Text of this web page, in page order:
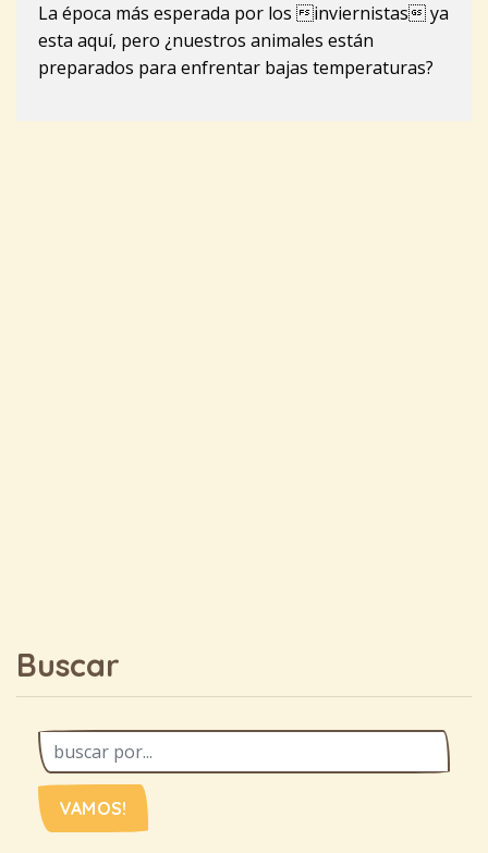
La época más esperada por los inviernistas ya
esta aquí, pero ¿nuestros animales están
preparados para enfrentar bajas temperaturas?
Buscar
VAMOS!